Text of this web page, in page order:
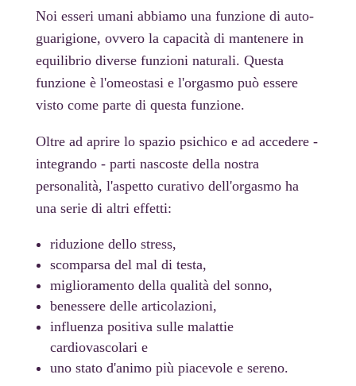
Noi esseri umani abbiamo una funzione di auto-
guarigione, ovvero la capacità di mantenere in
equilibrio diverse funzioni naturali. Questa
funzione è l'omeostasi e l'orgasmo può essere
visto come parte di questa funzione.
Oltre ad aprire lo spazio psichico e ad accedere -
integrando - parti nascoste della nostra
personalità, l'aspetto curativo dell'orgasmo ha
una serie di altri effetti:
riduzione dello stress,
scomparsa del mal di testa,
miglioramento della qualità del sonno,
benessere delle articolazioni,
influenza positiva sulle malattie
cardiovascolari e
uno stato d'animo più piacevole e sereno.